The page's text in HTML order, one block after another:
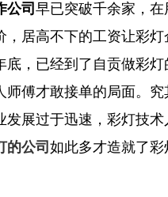
公司 早已突破千余家，在
，居高不下的工资让彩灯
底，已经到了自贡做彩灯
师傅才敢接单的局面。究
发展过于迅速，彩灯技术
的公司 如此多才造就了彩